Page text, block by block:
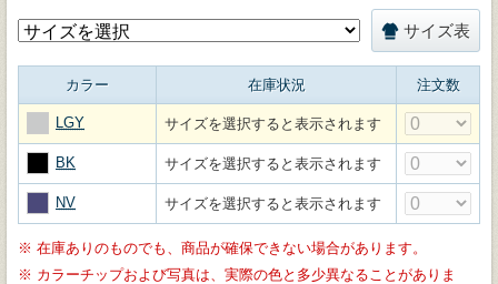
サイズ表
カラー 在庫状況 注文数
LGY サイズを選択すると表示されます
BK サイズを選択すると表示されます
NV サイズを選択すると表示されます
※ 在庫ありのものでも、商品が確保できない場合があります。
※ カラーチップおよび写真は、実際の色と多少異なることがありま